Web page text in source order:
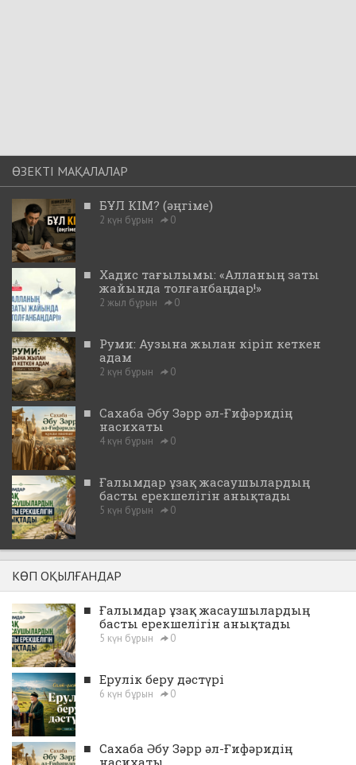
ӨЗЕКТІ МАҚАЛАЛАР
■ БҰЛ КІМ? (әңгіме)
2 күн бұрын 0
■ Хадис тағылымы: «Алланың заты
жайында толғанбаңдар!»
2 жыл бұрын 0
■ Руми: Аузына жылан кіріп кеткен
адам
2 күн бұрын 0
■ Сахаба Әбу Зәрр әл-Ғифәридің
насихаты
4 күн бұрын 0
■ Ғалымдар ұзақ жасаушылардың
басты ерекшелігін анықтады
5 күн бұрын 0
КӨП ОҚЫЛҒАНДАР
■ Ғалымдар ұзақ жасаушылардың
басты ерекшелігін анықтады
5 күн бұрын 0
■ Ерулік беру дәстүрі
6 күн бұрын 0
■ Сахаба Әбу Зәрр әл-Ғифәридің